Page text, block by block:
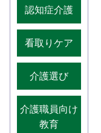
認知症介護
看取りケア
介護選び
介護職員向け
教育